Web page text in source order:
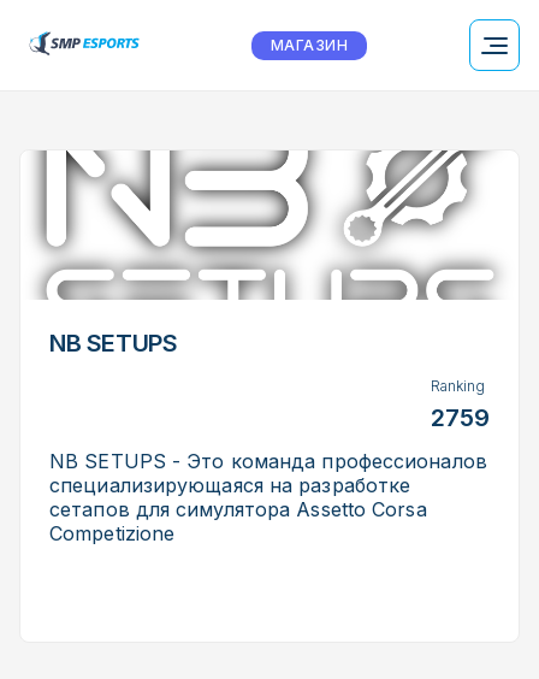
МАГАЗИН
NB SETUPS
Ranking
2759
NB SETUPS - Это команда профессионалов
специализирующаяся на разработке
сетапов для симулятора Assetto Corsa
Competizione